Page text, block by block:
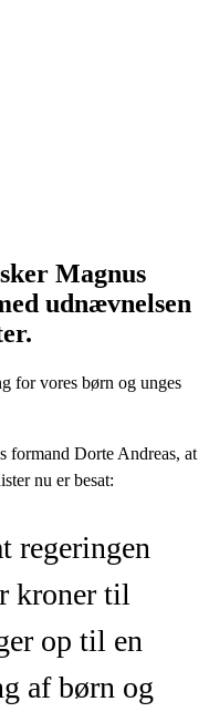
Magnus
udnævnelsen
for vores børn og unges
formand Dorte Andreas, at
nu er besat:
regeringen
kroner til
op til en
af børn og